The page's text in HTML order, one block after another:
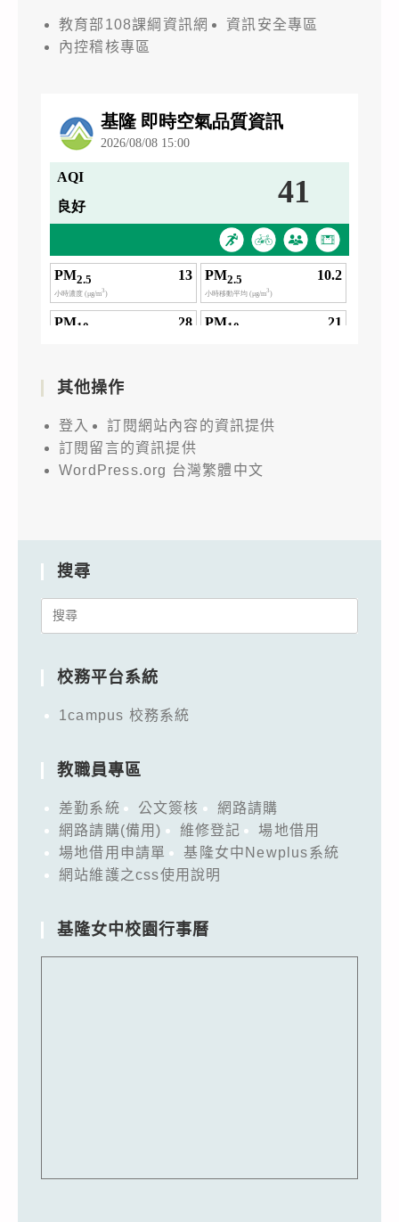
教育部108課綱資訊網
資訊安全專區
內控稽核專區
其他操作
登入
訂閱網站內容的資訊提供
訂閱留言的資訊提供
WordPress.org 台灣繁體中文
搜尋
Search
校務平台系統
1campus 校務系統
教職員專區
差勤系統 公文簽核
網路請購
網路請購(備用)
維修登記
場地借用
場地借用申請單
基隆女中Newplus系統
網站維護之css使用說明
基隆女中校園行事曆